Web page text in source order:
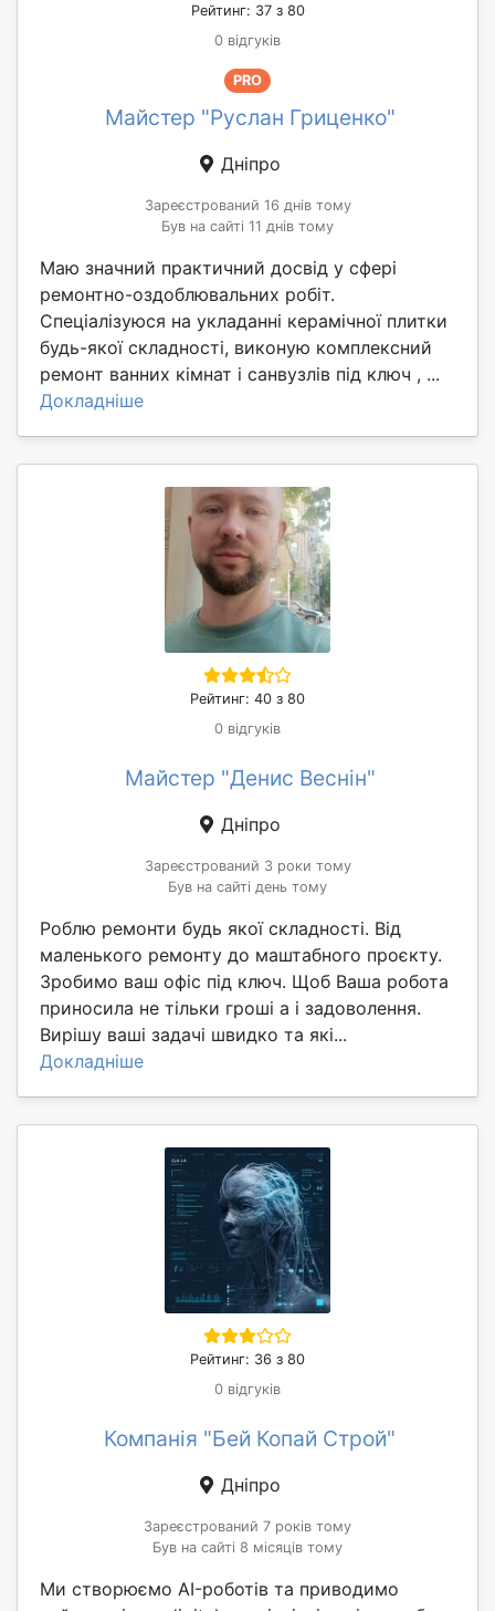
Рейтинг: 37 з 80
0 відгуків
PRO
Майстер "Руслан Гриценко"
Дніпро
Зареєстрований 16 днів тому
Був на сайті 11 днів тому
Маю значний практичний досвід у сфері
ремонтно-оздоблювальних робіт.
Спеціалізуюся на укладанні керамічної плитки
будь-якої складності, виконую комплексний
ремонт ванних кімнат і санвузлів під ключ , ...
Докладніше
Рейтинг: 40 з 80
0 відгуків
Майстер "Денис Веснін"
Дніпро
Зареєстрований 3 роки тому
Був на сайті день тому
Роблю ремонти будь якої складності. Від
маленького ремонту до маштабного проєкту.
Зробимо ваш офіс під ключ. Щоб Ваша робота
приносила не тільки гроші а і задоволення.
Вирішу ваші задачі швидко та які...
Докладніше
Рейтинг: 36 з 80
0 відгуків
Компанія "Бей Копай Строй"
Дніпро
Зареєстрований 7 років тому
Був на сайті 8 місяців тому
Ми створюємо AI-роботів та приводимо